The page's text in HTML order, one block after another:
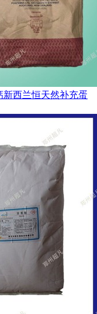
西兰恒天然补充蛋